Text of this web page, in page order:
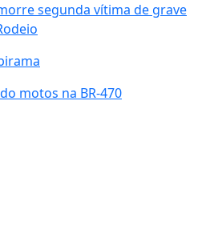
segunda vítima de grave
motos na BR-470